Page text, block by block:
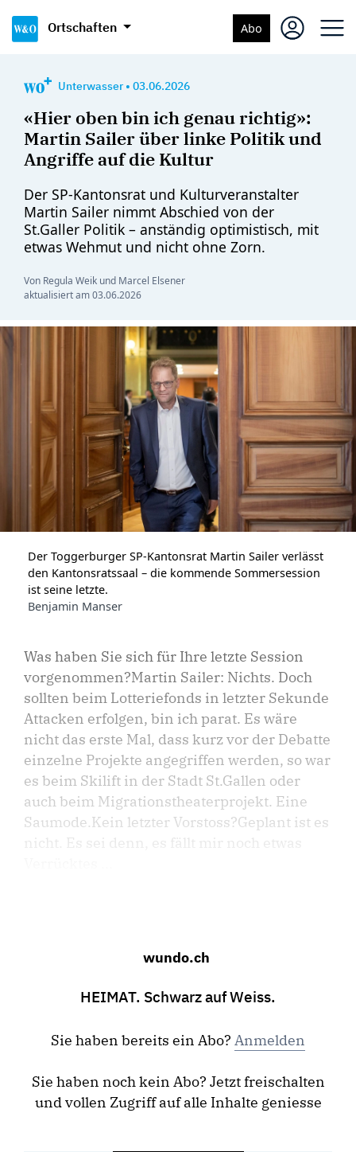
Ortschaften Abo
Unterwasser • 03.06.2026
«Hier oben bin ich genau richtig»:
Martin Sailer über linke Politik und
Angriffe auf die Kultur
Der SP-Kantonsrat und Kulturveranstalter
Martin Sailer nimmt Abschied von der
St.Galler Politik – anständig optimistisch, mit
etwas Wehmut und nicht ohne Zorn.
Von Regula Weik und Marcel Elsener
aktualisiert am03.06.2026
Der Toggerburger SP-Kantonsrat Martin Sailer verlässt
den Kantonsratssaal – die kommende Sommersession
ist seine letzte.
Benjamin Manser
Was haben Sie sich für Ihre letzte Session
vorgenommen?Martin Sailer: Nichts. Doch
sollten beim Lotteriefonds in letzter Sekunde
Attacken erfolgen, bin ich parat. Es wäre
nicht das erste Mal, dass kurz vor der Debatte
einzelne Projekte angegriffen werden, so war
es beim Skilift in der Stadt St.Gallen oder
auch beim Migrationstheaterprojekt. Eine
Saumode.Kein letzter Vorstoss?Geplant ist es
nicht. Es sei denn, es fällt mir noch etwas
wundo.ch
HEIMAT. Schwarz auf Weiss.
Sie haben bereits ein Abo? Anmelden
Sie haben noch kein Abo? Jetzt freischalten
und vollen Zugriff auf alle Inhalte geniesse